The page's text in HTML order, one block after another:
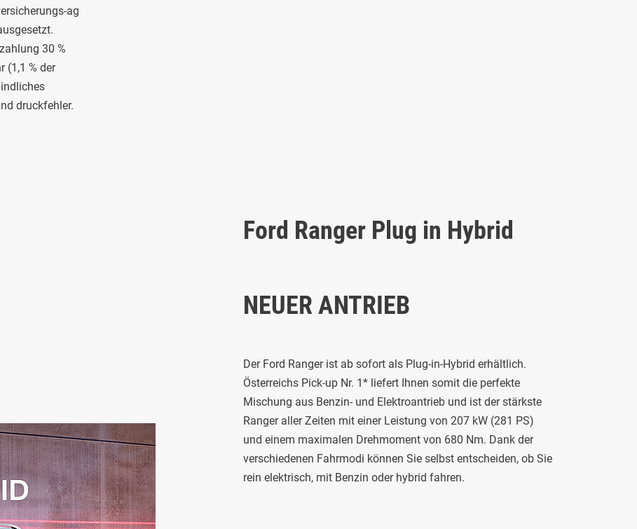
ag
30 %
(1,1 % der
druckfehler.
Ford Ranger Plug in Hybrid
NEUER ANTRIEB
Der Ford Ranger ist ab sofort als Plug-in-Hybrid erhältlich.
Österreichs Pick-up Nr. 1* liefert Ihnen somit die perfekte
Mischung aus Benzin- und Elektroantrieb und ist der stärkste
Ranger aller Zeiten mit einer Leistung von 207 kW (281 PS)
und einem maximalen Drehmoment von 680 Nm. Dank der
verschiedenen Fahrmodi können Sie selbst entscheiden, ob Sie
rein elektrisch, mit Benzin oder hybrid fahren.